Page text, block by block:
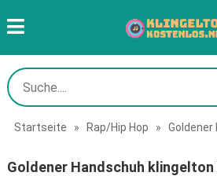
Startseite » Rap/Hip Hop » Goldener
Goldener Handschuh